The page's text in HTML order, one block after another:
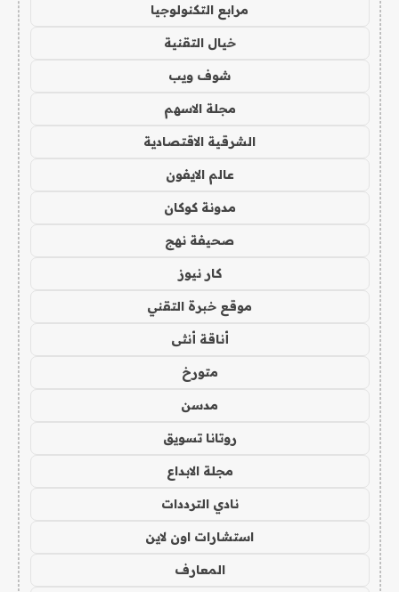
مرابع التكنولوجيا
خيال التقنية
شوف ويب
مجلة الاسهم
الشرقية الاقتصادية
عالم الايفون
مدونة كوكان
صحيفة نهج
كار نيوز
موقع خبرة التقني
أناقة أنثى
متورخ
مدسن
روتانا تسويق
مجلة الابداع
نادي الترددات
استشارات اون لاين
المعارف